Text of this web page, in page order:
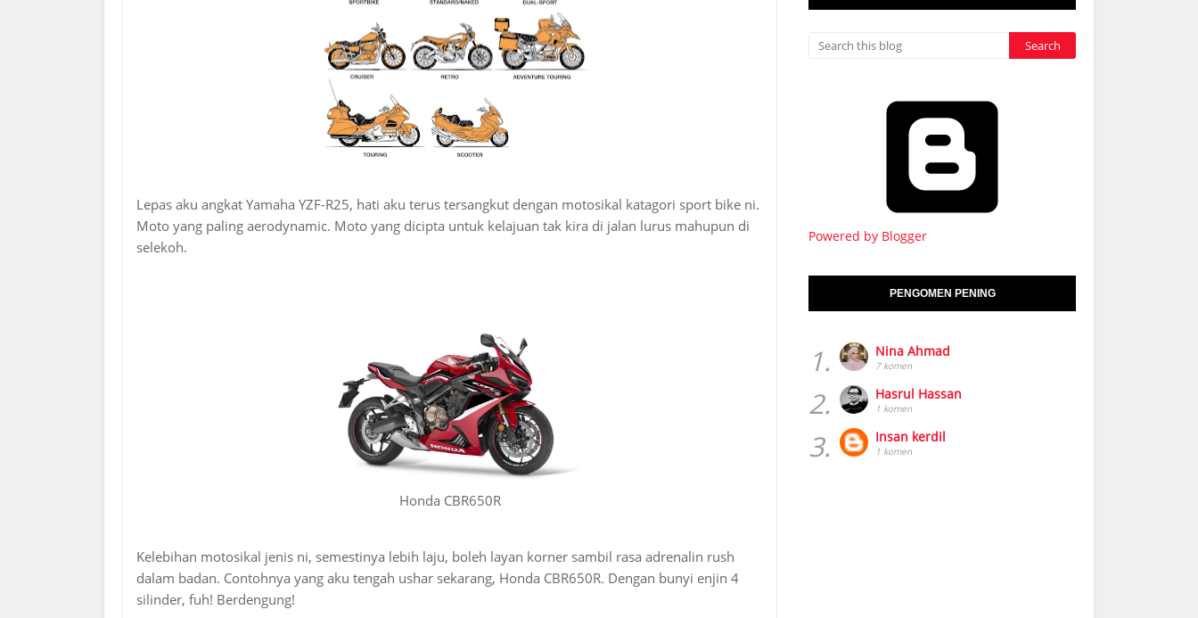
Lepas aku angkat Yamaha YZF-R25, hati aku terus tersangkut dengan motosikal katagori sport bike ni.
Moto yang paling aerodynamic. Moto yang dicipta untuk kelajuan tak kira di jalan lurus mahupun di
selekoh.
Honda CBR650R
Kelebihan motosikal jenis ni, semestinya lebih laju, boleh layan korner sambil rasa adrenalin rush
dalam badan. Contohnya yang aku tengah ushar sekarang, Honda CBR650R. Dengan bunyi enjin 4
silinder, fuh! Berdengung!
Powered by Blogger
PENGOMEN PENING
1. Nina Ahmad
7 komen
2. Hasrul Hassan
1 komen
3. Insan kerdil
1 komen